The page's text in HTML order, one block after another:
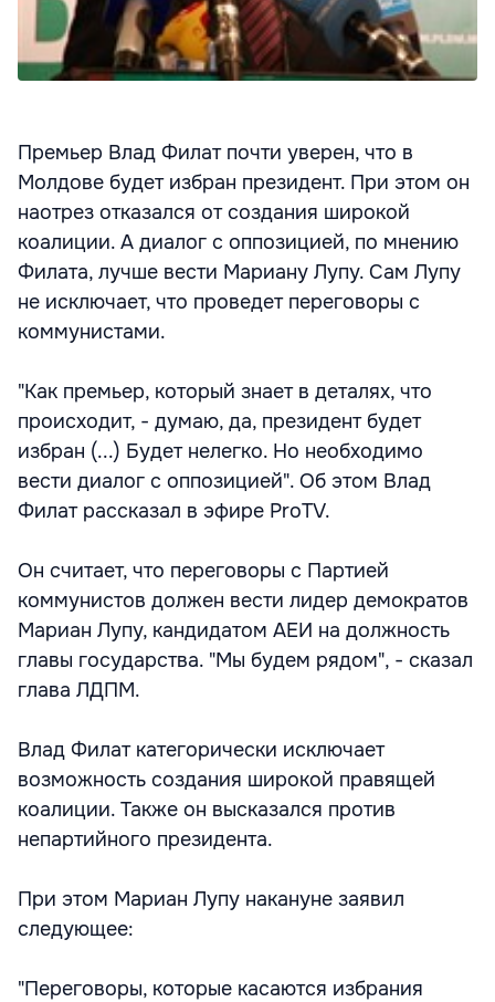
Премьер Влад Филат почти уверен, что в
Молдове будет избран президент. При этом он
наотрез отказался от создания широкой
коалиции. А диалог с оппозицией, по мнению
Филата, лучше вести Мариану Лупу. Сам Лупу
не исключает, что проведет переговоры с
коммунистами.
"Как премьер, который знает в деталях, что
происходит, - думаю, да, президент будет
избран (...) Будет нелегко. Но необходимо
вести диалог с оппозицией". Об этом Влад
Филат рассказал в эфире ProTV.
Он считает, что переговоры с Партией
коммунистов должен вести лидер демократов
Мариан Лупу, кандидатом АЕИ на должность
главы государства. "Мы будем рядом", - сказал
глава ЛДПМ.
Влад Филат категорически исключает
возможность создания широкой правящей
коалиции. Также он высказался против
непартийного президента.
При этом Мариан Лупу накануне заявил
следующее:
"Переговоры, которые касаются избрания